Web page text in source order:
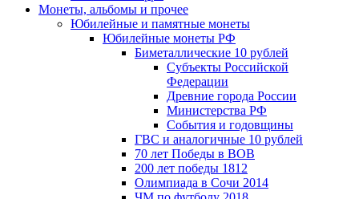
Монеты, альбомы и прочее
Юбилейные и памятные монеты
Юбилейные монеты РФ
Биметаллические 10 рублей
Субъекты Российской
Федерации
Древние города России
Министерства РФ
События и годовщины
ГВС и аналогичные 10 рублей
70 лет Победы в ВОВ
200 лет победы 1812
Олимпиада в Сочи 2014